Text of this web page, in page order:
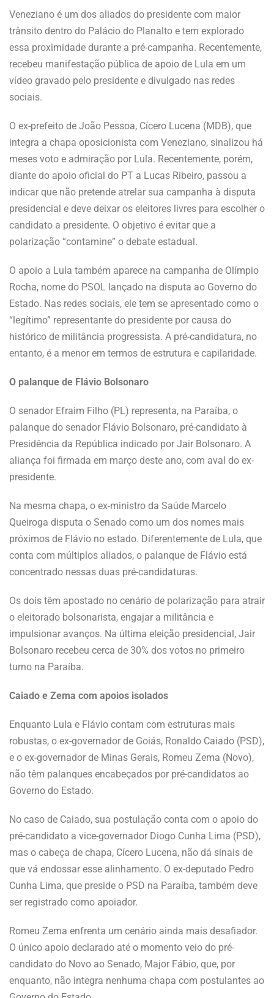
Veneziano é um dos aliados do presidente com maior
trânsito dentro do Palácio do Planalto e tem explorado
essa proximidade durante a pré-campanha. Recentemente,
recebeu manifestação pública de apoio de Lula em um
vídeo gravado pelo presidente e divulgado nas redes
sociais.
O ex-prefeito de João Pessoa, Cícero Lucena (MDB), que
integra a chapa oposicionista com Veneziano, sinalizou há
meses voto e admiração por Lula. Recentemente, porém,
diante do apoio oficial do PT a Lucas Ribeiro, passou a
indicar que não pretende atrelar sua campanha à disputa
presidencial e deve deixar os eleitores livres para escolher o
candidato a presidente. O objetivo é evitar que a
polarização “contamine” o debate estadual.
O apoio a Lula também aparece na campanha de Olímpio
Rocha, nome do PSOL lançado na disputa ao Governo do
Estado. Nas redes sociais, ele tem se apresentado como o
“legítimo” representante do presidente por causa do
histórico de militância progressista. A pré-candidatura, no
entanto, é a menor em termos de estrutura e capilaridade.
O palanque de Flávio Bolsonaro
O senador Efraim Filho (PL) representa, na Paraíba, o
palanque do senador Flávio Bolsonaro, pré-candidato à
Presidência da República indicado por Jair Bolsonaro. A
aliança foi firmada em março deste ano, com aval do ex-
presidente.
Na mesma chapa, o ex-ministro da Saúde Marcelo
Queiroga disputa o Senado como um dos nomes mais
próximos de Flávio no estado. Diferentemente de Lula, que
conta com múltiplos aliados, o palanque de Flávio está
concentrado nessas duas pré-candidaturas.
Os dois têm apostado no cenário de polarização para atrair
o eleitorado bolsonarista, engajar a militância e
impulsionar avanços. Na última eleição presidencial, Jair
Bolsonaro recebeu cerca de 30% dos votos no primeiro
turno na Paraíba.
Caiado e Zema com apoios isolados
Enquanto Lula e Flávio contam com estruturas mais
robustas, o ex-governador de Goiás, Ronaldo Caiado (PSD),
e o ex-governador de Minas Gerais, Romeu Zema (Novo),
não têm palanques encabeçados por pré-candidatos ao
Governo do Estado.
No caso de Caiado, sua postulação conta com o apoio do
pré-candidato a vice-governador Diogo Cunha Lima (PSD),
mas o cabeça de chapa, Cícero Lucena, não dá sinais de
que vá endossar esse alinhamento. O ex-deputado Pedro
Cunha Lima, que preside o PSD na Paraíba, também deve
ser registrado como apoiador.
Romeu Zema enfrenta um cenário ainda mais desafiador.
O único apoio declarado até o momento veio do pré-
candidato do Novo ao Senado, Major Fábio, que, por
enquanto, não integra nenhuma chapa com postulantes ao